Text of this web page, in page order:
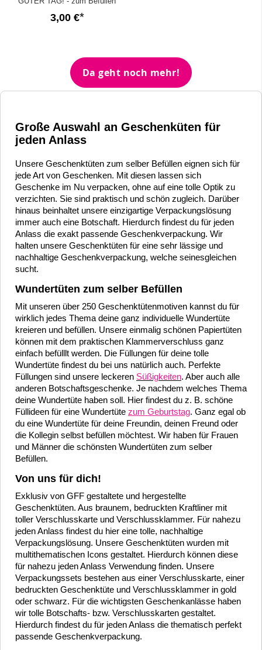
3,00 €
Da geht noch mehr!
Große Auswahl an Geschenküten für
jeden Anlass
Unsere Geschenktüten zum selber Befüllen eignen sich für
jede Art von Geschenken. Mit diesen lassen sich
Geschenke im Nu verpacken, ohne auf eine tolle Optik zu
verzichten. Sie sind praktisch und schön zugleich. Darüber
hinaus beinhaltet unsere einzigartige Verpackungslösung
immer auch eine Botschaft. Hierdurch findest du für jeden
Anlass die exakt passende Geschenkverpackung. Wir
halten unsere Geschenktüten für eine sehr lässige und
nachhaltige Geschenkverpackung, welche seinesgleichen
sucht.
Wundertüten zum selber Befüllen
Mit unseren über 250 Geschenktütenmotiven kannst du für
wirklich jedes Thema deine ganz individuelle Wundertüte
kreieren und befüllen. Unsere einmalig schönen Papiertüten
können mit dem praktischen Klammerverschluss ganz
einfach befülllt werden. Die Füllungen für deine tolle
Wundertüte findest du bei uns natürlich auch. Perfekte
Füllungen sind unsere leckeren Süßigkeiten. Aber auch alle
anderen Botschaftsgeschenke. Je nachdem welches Thema
deine Wundertüte haben soll. Hier findest du z. B. schöne
Füllideen für eine Wundertüte zum Geburtstag. Ganz egal ob
du eine Wundertüte für deine Freundin, deinen Freund oder
die Kollegin selbst befüllen möchtest. Wir haben für Frauen
und Männer die schönsten Wundertüten zum selber
Befüllen.
Von uns für dich!
Exklusiv von GFF gestaltete und hergestellte
Geschenktüten. Aus braunem, bedruckten Kraftliner mit
toller Verschlusskarte und Verschlussklammer. Für nahezu
jeden Anlass findest du hier eine tolle, nachhaltige
Verpackungslösung. Unsere Geschenktüten wurden mit
multithematischen Icons gestaltet. Hierdurch können diese
für nahezu jeden Anlass Verwendung finden. Unsere
Verpackungssets bestehen aus einer Verschlusskarte, einer
bedruckten Geschenktüte und Verschlussklammer in gold
oder schwarz. Für die wichtigsten Geschenkanlässe haben
wir tolle Botschafts- bzw. Verschlusskarten gestaltet.
Hierdurch findest du für jeden Anlass die thematisch perfekt
passende Geschenkverpackung.